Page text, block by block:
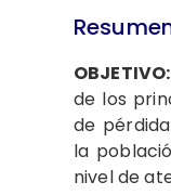
OBJETIVO:
de los
de
la
nivel de